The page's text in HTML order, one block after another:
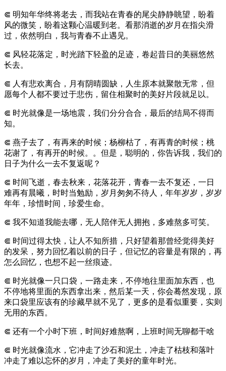
⋐ 明知年华终将老去，而我站在青春的尾尖静静眺望，盼着
风的微笑，盼着这颗心温暖到老。看那消逝的岁月在指尖滑
过，依然明白，我与青春不止遇见。
⋐ 风轻花落定，时光踏下轻盈的足迹，卷起昔日的美丽悠然
长去。
⋐ 人有悲欢离合，月有阴晴圆缺，人生原本就聚散无常，但
愿每个人都不要过于悲伤，留住相聚时的美好片段就足以。
⋐ 时光就像是一场地震，我们分分合合，最后的结局不得而
知。
⋐ 燕子去了，有再来的时候；杨柳枯了，有再青的时候；桃
花谢了，有再开的时候。。但是，聪明的，你告诉我，我们的
日子为什么一去不复返呢？
⋐ 时间飞逝，春去秋来，花落花开，青春一去不复还，一日
难再有晨曦，时时当勉励，岁月匆匆不待人，年年岁岁，岁岁
年年，珍惜时间，珍爱生命。
⋐ 我不知道我能去哪，无人陪伴无人拥抱，多难熬多可笑。
⋐ 时间过得太快，让人不知所措，只好望着那曾经觉得美好
的发呆，努力回忆着以前的日子，但记忆的容量是有限的，再
怎么回忆，也想不起一丝痕迹。
⋐ 时光就像一只口袋，一路走来，不停地往里面加东西，也
不停地将里面的东西拿出来，然后某一天，你会蓦然发现，原
来口袋里应该有的珍藏早就不见了，更多的是看似重要，实则
无用的东西。
⋐ 还有一个小时下班，时间好难熬啊，上班时间无聊都干啥
⋐ 时光就像流水，它冲走了沙石和泥土，冲走了枯枝和落叶
冲走了难以忘怀的岁月，冲走了美好的童年时光。